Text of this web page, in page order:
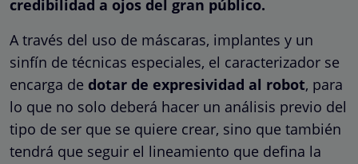
credibilidad a ojos del gran público.
A través del uso de máscaras, implantes y un
sinfín de técnicas especiales, el caracterizador se
encarga de dotar de expresividad al robot, para
lo que no solo deberá hacer un análisis previo del
tipo de ser que se quiere crear, sino que también
tendrá que seguir el lineamiento que defina la